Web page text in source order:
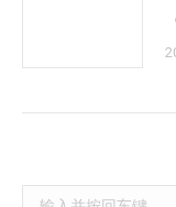
Search: